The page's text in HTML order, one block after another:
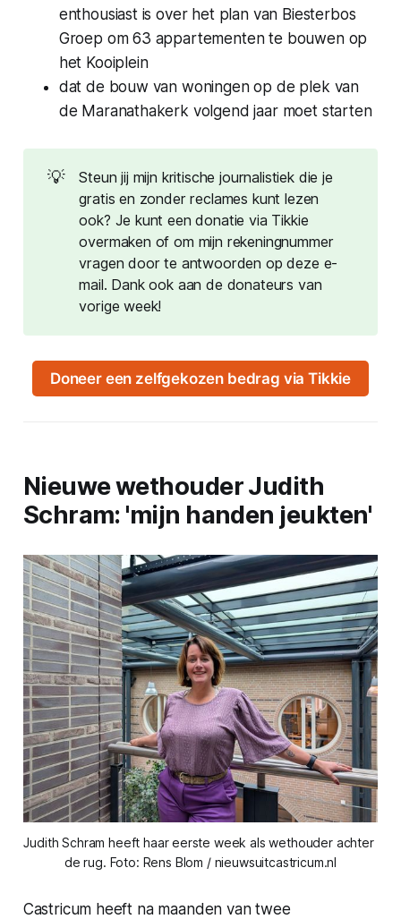
enthousiast is over het plan van Biesterbos
Groep om 63 appartementen te bouwen op
het Kooiplein
dat de bouw van woningen op de plek van
de Maranathakerk volgend jaar moet starten
💡
Steun jij mijn kritische journalistiek die je
gratis en zonder reclames kunt lezen
ook? Je kunt een donatie via Tikkie
overmaken of om mijn rekeningnummer
vragen door te antwoorden op deze e-
mail. Dank ook aan de donateurs van
vorige week!
Doneer een zelfgekozen bedrag via Tikkie
Nieuwe wethouder Judith
Schram: 'mijn handen jeukten'
Judith Schram heeft haar eerste week als wethouder achter
de rug. Foto: Rens Blom / nieuwsuitcastricum.nl
Castricum heeft na maanden van twee